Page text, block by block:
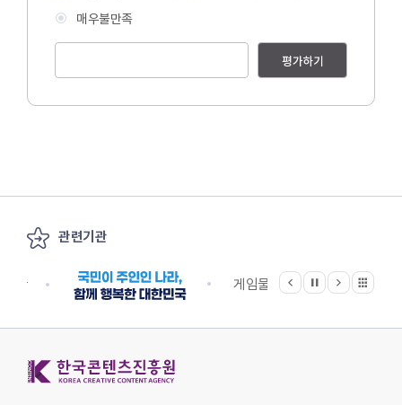
매우불만족
평가하기
관련기관
게임물관리위원회
이전
정지
다음 관련기관 전체보기